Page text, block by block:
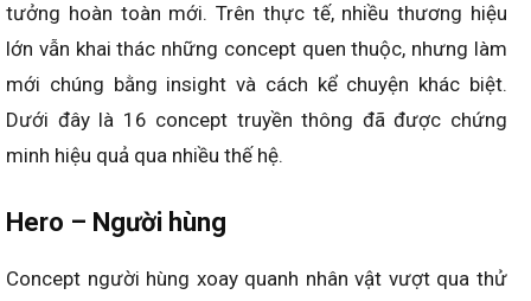
tưởng hoàn toàn mới. Trên thực tế, nhiều thương hiệu
lớn vẫn khai thác những concept quen thuộc, nhưng làm
mới chúng bằng insight và cách kể chuyện khác biệt.
Dưới đây là 16 concept truyền thông đã được chứng
minh hiệu quả qua nhiều thế hệ.
Hero – Người hùng
Concept người hùng xoay quanh nhân vật vượt qua thử